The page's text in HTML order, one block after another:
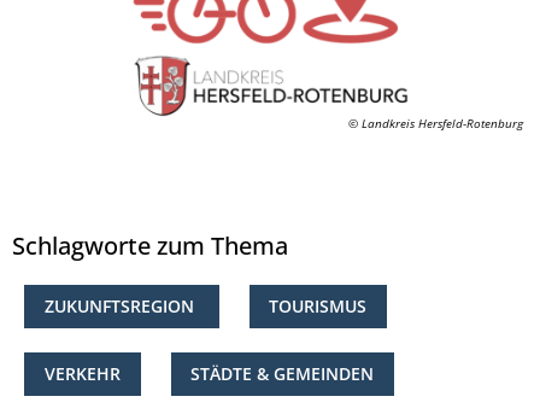
© Landkreis Hersfeld-Rotenburg
Schlagworte zum Thema
ZUKUNFTSREGION TOURISMUS
VERKEHR STÄDTE & GEMEINDEN